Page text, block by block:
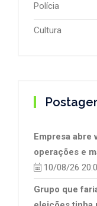
Polícia
Cultura
Empresa abre
operações e
10/08/26
Grupo que